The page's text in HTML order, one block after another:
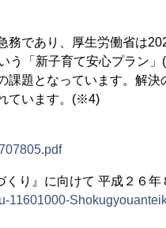
務であり、厚生労働省は
う「新子育て安心プラン
課題となっています。解
ています。(※4)
り』に向けて 平成２６年
11601000-